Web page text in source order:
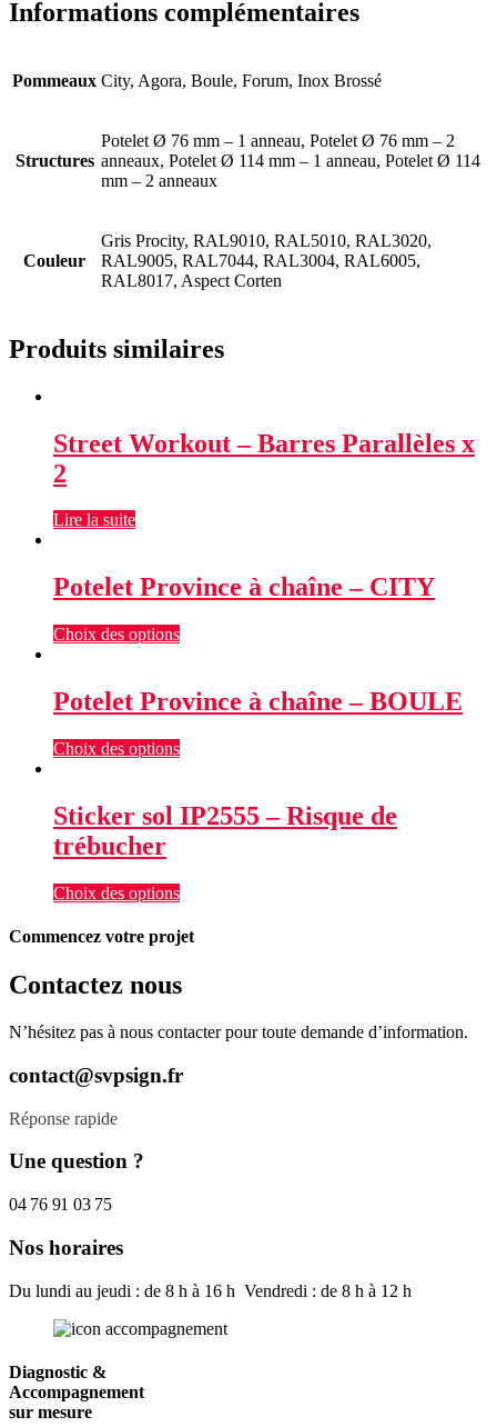
Informations complémentaires
Pommeaux City, Agora, Boule, Forum, Inox Brossé
Structures
Potelet Ø 76 mm – 1 anneau, Potelet Ø 76 mm – 2
anneaux, Potelet Ø 114 mm – 1 anneau, Potelet Ø 114
mm – 2 anneaux
Couleur
Gris Procity, RAL9010, RAL5010, RAL3020,
RAL9005, RAL7044, RAL3004, RAL6005,
RAL8017, Aspect Corten
Produits similaires
Street Workout – Barres Parallèles x
2
Lire la suite
Potelet Province à chaîne – CITY
Choix des options
Potelet Province à chaîne – BOULE
Choix des options
Sticker sol IP2555 – Risque de
trébucher
Choix des options
Commencez votre projet
Contactez nous
N’hésitez pas à nous contacter pour toute demande d’information.
contact@svpsign.fr
Réponse rapide
Une question ?
04 76 91 03 75
Nos horaires
Du lundi au jeudi : de 8 h à 16 h Vendredi : de 8 h à 12 h
Diagnostic &
Accompagnement
sur mesure